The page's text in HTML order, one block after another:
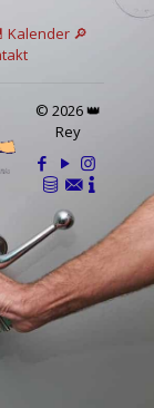
Kalender 🔎
© 2026 👑
Rey